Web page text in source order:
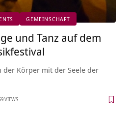
GEMEINSCHAFT
und Tanz auf dem
der Körper mit der Seele der
VIEWS